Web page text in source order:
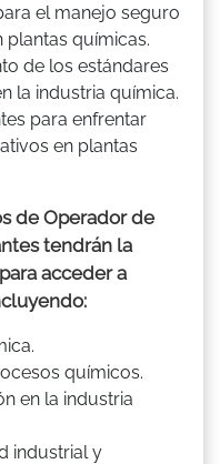
el manejo seguro
plantas químicas.
de los estándares
la industria química.
para enfrentar
en plantas
de Operador de
tendrán la
acceder a
químicos.
en la industria
industrial y